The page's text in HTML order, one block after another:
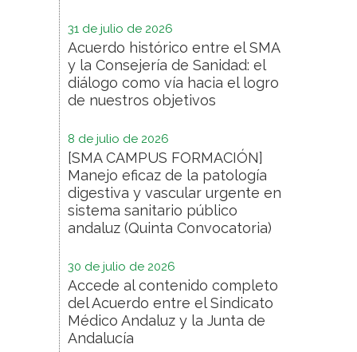
31 de julio de 2026
Acuerdo histórico entre el SMA
y la Consejería de Sanidad: el
diálogo como vía hacia el logro
de nuestros objetivos
8 de julio de 2026
[SMA CAMPUS FORMACIÓN]
Manejo eficaz de la patología
digestiva y vascular urgente en
sistema sanitario público
andaluz (Quinta Convocatoria)
30 de julio de 2026
Accede al contenido completo
del Acuerdo entre el Sindicato
Médico Andaluz y la Junta de
Andalucía